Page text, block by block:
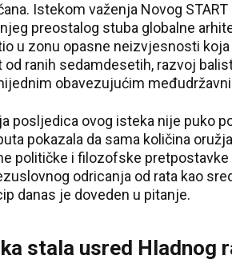
Istekom važenja Novog
preostalog stuba globalne
u zonu opasne neizvjesnosti
od ranih sedamdesetih, razvoj
obavezujućim
posljedica ovog isteka nije puko
pokazala da sama količina
političke i filozofske
odricanja od rata kao
danas je doveden u pitanje.
stala usred Hladnog